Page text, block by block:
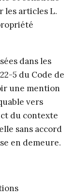
les articles L.
dans les
5 du Code de
une mention
vers
du contexte
sans accord
en demeure.